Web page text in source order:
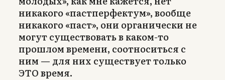
никакого «пастперфектум», вообще
никакого «паст», они органически не
могут существовать в каком-то
прошлом времени, соотноситься с
ним — для них существует только
ЭТО время.